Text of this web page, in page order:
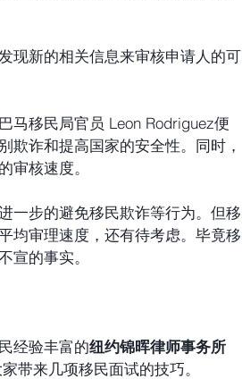
现新的相关信息来审核申请人的可
马移民局官员 Leon Rodriguez便
欺诈和提高国家的安全性。同时，
审核速度。
一步的避免移民欺诈等行为。但移
均审理速度，还有待考虑。毕竟移
宣的事实。
经验丰富的纽约锦晖律师事务所
带来几项移民面试的技巧。